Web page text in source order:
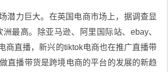
潜力巨大。在英国电商市场上，据调查显
最高。除亚马逊、阿里国际站、ebay、
商直播，新兴的tiktok电商也在推广直播带
直播带货是跨境电商的平台的发展的新趋